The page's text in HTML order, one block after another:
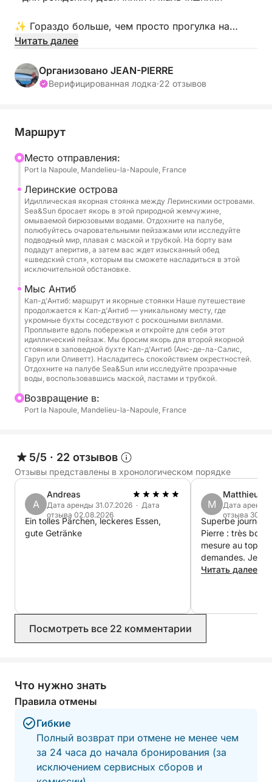
✨ Гораздо больше, чем просто прогулка на
яхте… это индивидуальный подход, где каждая
мероприятие незабываемым.
или мальчишник в исключительной обстановке?
Побалуйте себя высококлассным частным
круизом по Французской Ривьере, среди
бирюзовых вод, купанием и захватывающими дух
пейзажами, на борту полностью частной 13-
метровой яхты с опытным капитаном.
👥 Вместимость
До 8 человек
🕒 Продолжительность
Круизы от 5 часов.
Цена: от 1390 евро в зависимости от сезона за 5
часов
✨ Комфорт на борту
- 13-метровая яхта, полностью приватная
- Опытный капитан включен
- Загорание на флайбридже
- Уютные зоны отдыха
- Элегантная, дружелюбная и полностью
приватная атмосфера
🎈 Персонализированное оформление – 89 евро
Ваша яхта будет подготовлена к вашему
прибытию:
- Воздушные шары
- Украшение столов
Читать далее
Организовано JEAN-PIERRE
Верифицированная лодка·22 отзывов
Маршрут
Mесто отправления:
Port la Napoule, Mandelieu-la-Napoule, France
Леринские острова
Идиллическая якорная стоянка между Леринскими островами.
Sea&Sun бросает якорь в этой природной жемчужине,
омываемой бирюзовыми водами. Отдохните на палубе,
полюбуйтесь очаровательными пейзажами или исследуйте
подводный мир, плавая с маской и трубкой. На борту вам
подадут аперитив, а затем вас ждет изысканный обед
«шведский стол», которым вы сможете насладиться в этой
исключительной обстановке.
Мыс Антиб
Кап-д'Антиб: маршрут и якорные стоянки Наше путешествие
продолжается к Кап-д'Антиб — уникальному месту, где
укромные бухты соседствуют с роскошными виллами.
Проплывите вдоль побережья и откройте для себя этот
идиллический пейзаж. Мы бросим якорь для второй якорной
стоянки в заповедной бухте Кап-д'Антиб (Анс-де-ла-Салис,
Гаруп или Оливетт). Насладитесь спокойствием окрестностей.
Отдохните на палубе Sea&Sun или исследуйте прозрачные
воды, воспользовавшись маской, ластами и трубкой.
Bозвращение в:
Port la Napoule, Mandelieu-la-Napoule, France
5/5 · 22 отзывов
Отзывы представлены в хронологическом порядке
A
Andreas
Дата аренды 31.07.2026 · Дата
отзыва 02.08.2026
Ein tolles Pärchen, leckeres Essen,
gute Getränke
M
Matthieu
Дата аренды
отзыва
Superbe journée
Pierre : très bon
mesure au top,
demandes. Je
! … Et le bateau est neuf, très
Читать далее
Посмотреть все 22 комментарии
Что нужно знать
Правила отмены
Гибкие
Полный возврат при отмене не менее чем
за 24 часа до начала бронирования (за
исключением сервисных сборов и